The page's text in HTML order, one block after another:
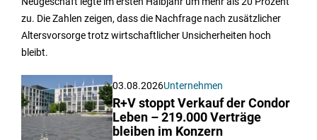
zu. Die Zahlen zeigen, dass die Nachfrage nach zusätzlicher
Altersvorsorge trotz wirtschaftlicher Unsicherheiten hoch
bleibt.
03.08.2026Unternehmen
R+V stoppt Verkauf der Condor
Leben – 219.000 Verträge
bleiben im Konzern